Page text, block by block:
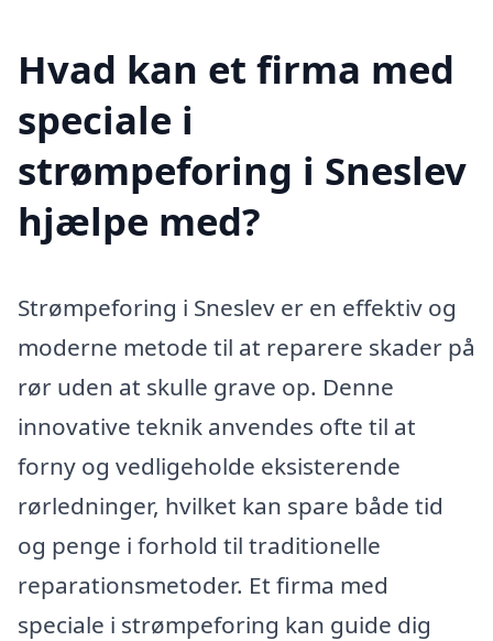
Hvad kan et firma med
speciale i
strømpeforing i Sneslev
hjælpe med?
Strømpeforing i Sneslev er en effektiv og
moderne metode til at reparere skader på
rør uden at skulle grave op. Denne
innovative teknik anvendes ofte til at
forny og vedligeholde eksisterende
rørledninger, hvilket kan spare både tid
og penge i forhold til traditionelle
reparationsmetoder. Et firma med
speciale i strømpeforing kan guide dig